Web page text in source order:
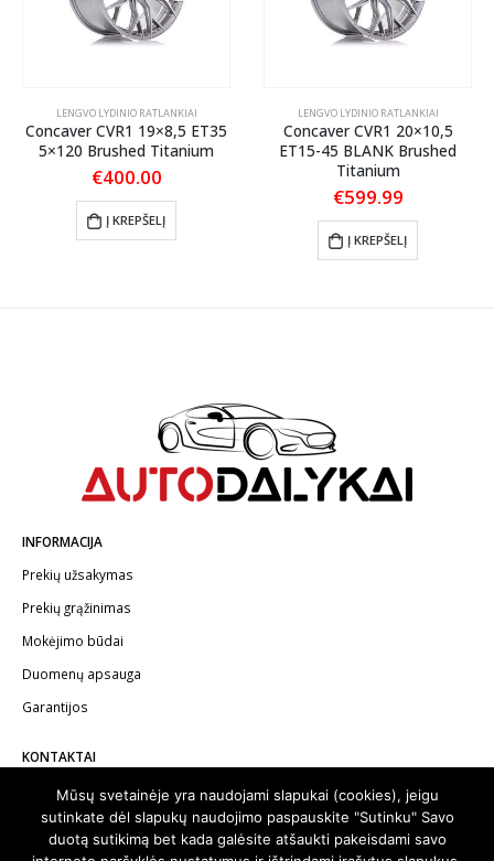
LENGVO LYDINIO RATLANKIAI
Concaver CVR1 19×8,5 ET35
5×120 Brushed Titanium
€400.00
Į KREPŠELĮ
LENGVO LYDINIO RATLANKIAI
Concaver CVR1 20×10,5
ET15-45 BLANK Brushed
Titanium
€599.99
Į KREPŠELĮ
INFORMACIJA
Prekių užsakymas
Prekių grąžinimas
Mokėjimo būdai
Duomenų apsauga
Garantijos
KONTAKTAI
Telefonas:+370 602 62622
El.paštas: info@autodalykai.lt
Mūsų svetainėje yra naudojami slapukai (cookies), jeigu
sutinkate dėl slapukų naudojimo paspauskite "Sutinku" Savo
duotą sutikimą bet kada galėsite atšaukti pakeisdami savo